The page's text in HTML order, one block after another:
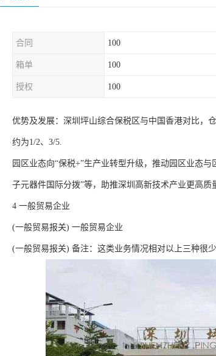
合同 100
箱单 100
授权 100
优势及发展：深圳坪山综合保税区与中国香港对比，
约为1/2、3/5.
园区业态向“保税+”生产业转型升级，推动园区业态
子元器件国际分拨”等，助推深圳高新技术产业更高质
4 一般贸易企业
(一般贸易报关) 一般贸易企业
(一般贸易报关) 备注：这类业务情况相对以上三种很少